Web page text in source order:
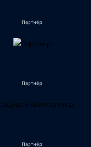
Партнёр
Партнёр
Партнёр